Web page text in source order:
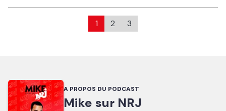
1 2 3
A PROPOS DU PODCAST
Mike sur NRJ